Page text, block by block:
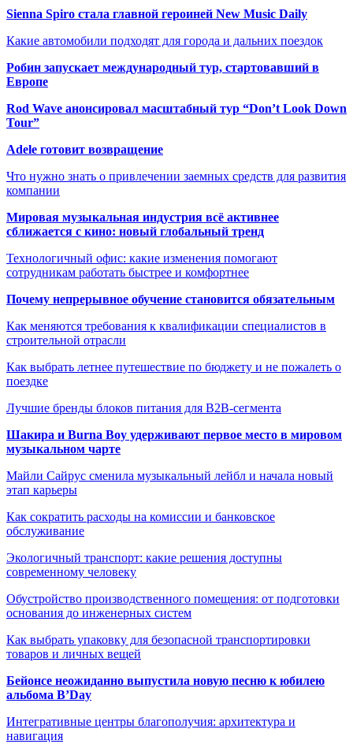
Sienna Spiro стала главной героиней New Music Daily
Какие автомобили подходят для города и дальних поездок
Робин запускает международный тур, стартовавший в
Европе
Rod Wave анонсировал масштабный тур “Don’t Look Down
Tour”
Adele готовит возвращение
Что нужно знать о привлечении заемных средств для развития
компании
Мировая музыкальная индустрия всё активнее
сближается с кино: новый глобальный тренд
Технологичный офис: какие изменения помогают
сотрудникам работать быстрее и комфортнее
Почему непрерывное обучение становится обязательным
Как меняются требования к квалификации специалистов в
строительной отрасли
Как выбрать летнее путешествие по бюджету и не пожалеть о
поездке
Лучшие бренды блоков питания для B2B-сегмента
Шакира и Burna Boy удерживают первое место в мировом
музыкальном чарте
Майли Сайрус сменила музыкальный лейбл и начала новый
этап карьеры
Как сократить расходы на комиссии и банковское
обслуживание
Экологичный транспорт: какие решения доступны
современному человеку
Обустройство производственного помещения: от подготовки
основания до инженерных систем
Как выбрать упаковку для безопасной транспортировки
товаров и личных вещей
Бейонсе неожиданно выпустила новую песню к юбилею
альбома B’Day
Интегративные центры благополучия: архитектура и
навигация